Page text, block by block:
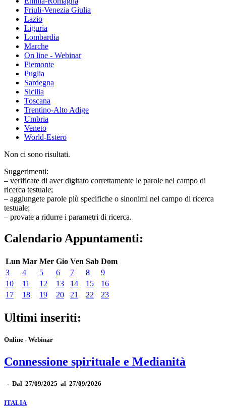
Friuli-Venezia Giulia
Lazio
Liguria
Lombardia
Marche
On line - Webinar
Piemonte
Puglia
Sardegna
Sicilia
Toscana
Trentino-Alto Adige
Umbria
Veneto
World-Estero
Non ci sono risultati.
Suggerimenti:
– verificate di aver digitato correttamente le parole nel campo di
ricerca testuale;
– aggiungete parole più specifiche o sinonimi nel campo di ricerca
testuale;
– provate a ridurre i parametri di ricerca.
Calendario Appuntamenti:
Lun Mar Mer Gio Ven Sab Dom
3
4 5 6 7 8
9
10
11 12 13 14 15
16
17
18 19 20 21 22 23
Ultimi inseriti:
Online - Webinar
Connessione spirituale e Medianità
- Dal 27/09/2025 al 27/09/2026
ITALIA